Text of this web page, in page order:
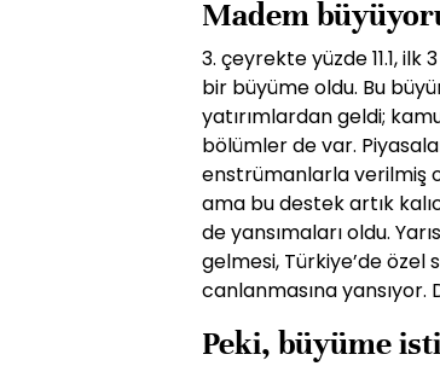
Madem
3. çeyrekte yüzde 11.1,
bir büyüme oldu. Bu
yatırımlardan geldi;
bölümler de var.
enstrüman­larla verilmiş
ama bu destek artık
de yansımaları oldu.
gelmesi, Türkiye’de
canlanmasına yansıyor.
Peki, büyüme